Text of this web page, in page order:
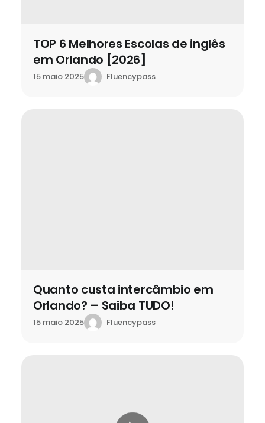
TOP 6 Melhores Escolas de inglês
em Orlando [2026]
15 maio 2025 Fluencypass
Quanto custa intercâmbio em
Orlando? – Saiba TUDO!
15 maio 2025 Fluencypass